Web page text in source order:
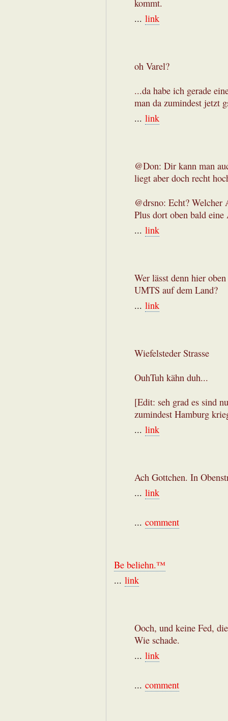
kommt.
... link
oh Varel?
...da habe ich gerade
man da zumindest jetzt
... link
@Don: Dir kann man
liegt aber doch recht
@drsno: Echt?
Plus dort oben bald
... link
Wer lässt denn hier
UMTS auf dem Land?
... link
Wiefelsteder Strasse
OuhTuh kähn duh...
[Edit: seh grad es sind
zumindest Hamburg
... link
Ach Gottchen. In
... link
... comment
Be beliehn.™
... link
Ooch, und keine Fed,
Wie schade.
... link
... comment